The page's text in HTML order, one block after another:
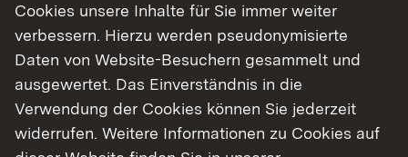
Finde dein Studium in Baden-Württemberg
Cookies unsere Inhalte für Sie immer weiter
verbessern. Hierzu werden pseudonymisierte
Daten von Website-Besuchern gesammelt und
ausgewertet. Das Einverständnis in die
Verwendung der Cookies können Sie jederzeit
widerrufen. Weitere Informationen zu Cookies auf